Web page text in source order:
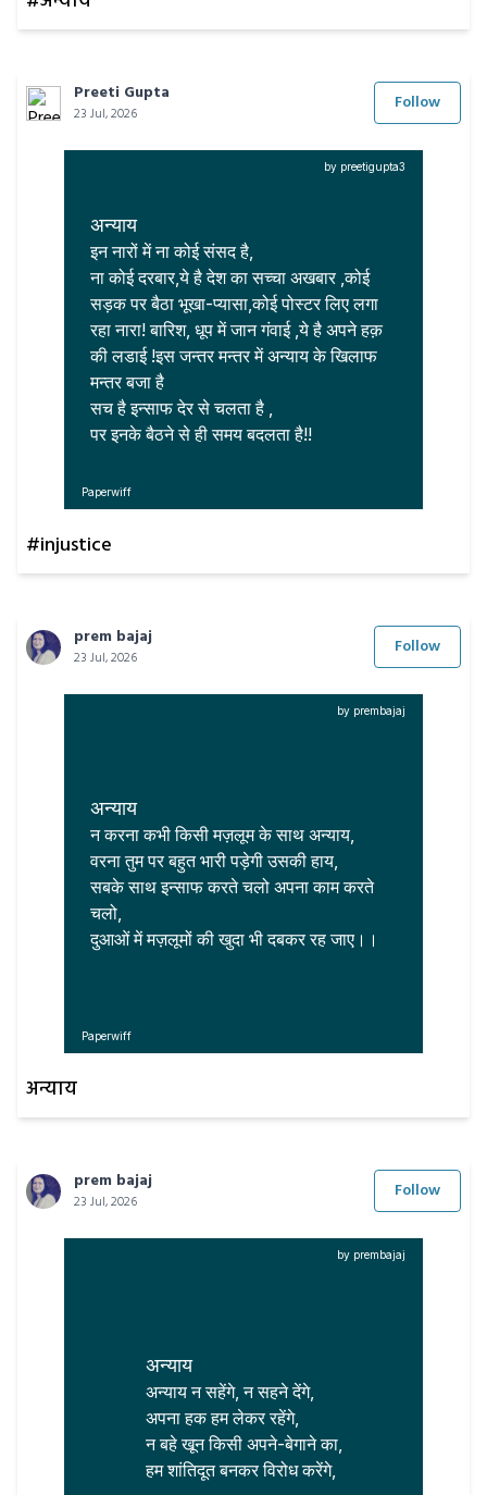
Preeti Gupta
23 Jul, 2026 Follow
अन्याय
इन नारों में ना कोई संसद है,
ना कोई दरबार,ये है देश का सच्चा अखबार ,कोई
सड़क पर बैठा भूखा-प्यासा,कोई पोस्टर लिए लगा
रहा नारा! बारिश, धूप में जान गंवाई ,ये है अपने हक़
की लडाई !इस जन्तर मन्तर में अन्याय के खिलाफ
मन्तर बजा है
सच है इन्साफ देर से चलता है ,
पर इनके बैठने से ही समय बदलता है!!
Paperwiff
by preetigupta3
#injustice
prem bajaj
23 Jul, 2026 Follow
अन्याय
न करना कभी किसी मज़लूम के साथ अन्याय,
वरना तुम पर बहुत भारी पड़ेगी उसकी हाय,
सबके साथ इन्साफ करते चलो अपना काम करते
चलो,
दुआओं में मज़लूमों की खुदा भी दबकर रह जाए।।
Paperwiff
by prembajaj
अन्याय
prem bajaj
23 Jul, 2026 Follow
अन्याय
अन्याय न सहेंगे, न सहने देंगे,
अपना हक हम लेकर रहेंगे,
न बहे खून किसी अपने-बेगाने का,
हम शांतिदूत बनकर विरोध करेंगे,
by prembajaj